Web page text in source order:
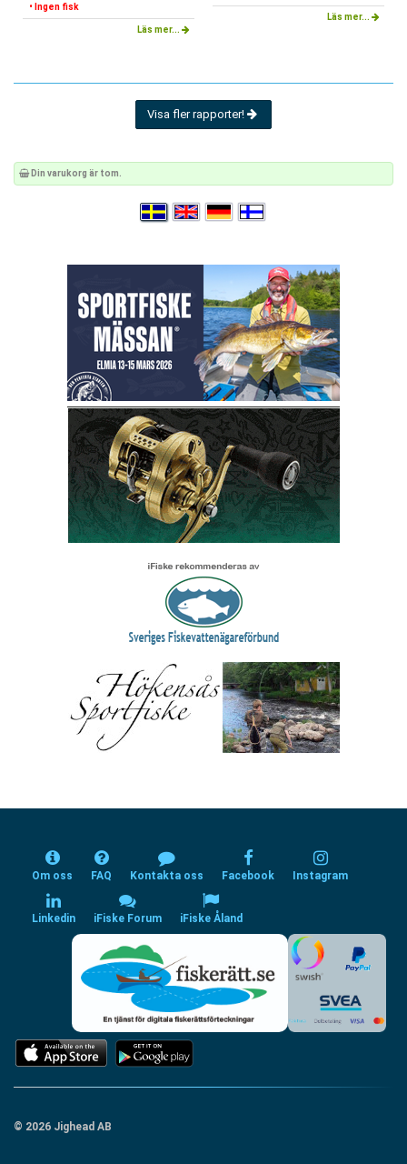
• Ingen fisk
Läs mer...
Läs mer...
Visa fler rapporter!
Din varukorg är tom.
Om oss FAQ Kontakta oss Facebook Instagram
Linkedin iFiske Forum iFiske Åland
© 2026 Jighead AB